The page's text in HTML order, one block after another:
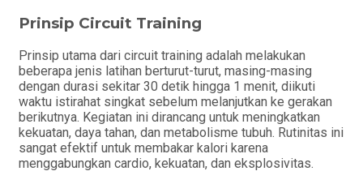
Prinsip Circuit Training
Prinsip utama dari circuit training adalah melakukan
beberapa jenis latihan berturut-turut, masing-masing
dengan durasi sekitar 30 detik hingga 1 menit, diikuti
waktu istirahat singkat sebelum melanjutkan ke gerakan
berikutnya. Kegiatan ini dirancang untuk meningkatkan
kekuatan, daya tahan, dan metabolisme tubuh. Rutinitas ini
sangat efektif untuk membakar kalori karena
menggabungkan cardio, kekuatan, dan eksplosivitas.